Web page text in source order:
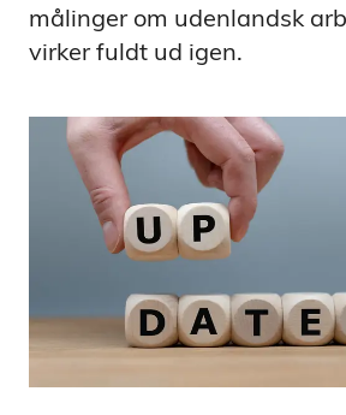
målinger om udenlandsk
virker fuldt ud igen.